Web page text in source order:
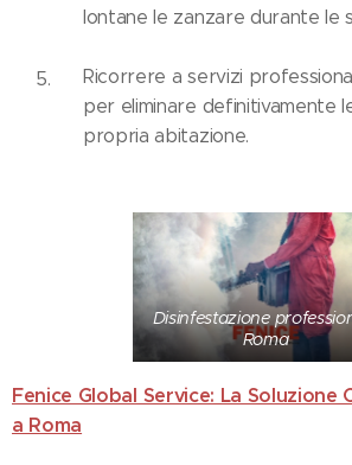
lontane le zanzare durante le
Ricorrere a servizi
per eliminare definitivamente
propria abitazione.
Disinfestazione
Roma
Fenice Global Service: La Soluzione
a Roma